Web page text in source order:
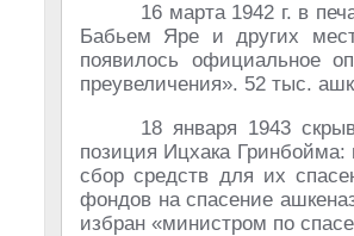
16 марта 1942 г. в
Бабьем Ярe и других
появилось официальное
преувеличения». 52 тыс.
18 января 1943
позиция Ицхака Гринбойма:
сбор средств для их
фондов на спасение
избран «министром по